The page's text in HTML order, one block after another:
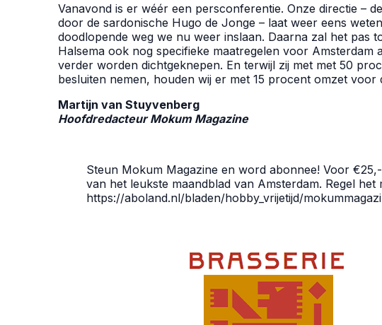
Vanavond is er wéér een persconferentie. Onze directie –
door de sardonische Hugo de Jonge – laat weer eens
doodlopende weg we nu weer inslaan. Daarna zal het pas
Halsema ook nog specifieke maatregelen voor Amsterdam
verder worden dichtgeknepen. En terwijl zij met met 50
besluiten nemen, houden wij er met 15 procent omzet
Martijn van Stuyvenberg
Hoofdredacteur Mokum Magazine
Steun Mokum Magazine en word abonnee! Voor
van het leukste maandblad van Amsterdam. Regel het
https://aboland.nl/bladen/hobby_vrijetijd/